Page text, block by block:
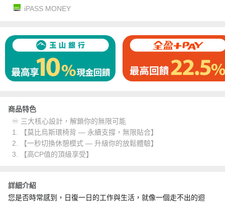
iPASS MONEY
商品特色
♾️ 三大核心設計，解鎖你的無限可能
1. 【莫比烏斯環椅背 — 永續支撐，無限貼合】
2. 【一秒切換休憩模式 — 升級你的放鬆體驗】
3. 【高CP值的頂級享受】
詳細介紹
您是否時常感到，日復一日的工作與生活，就像一個走不出的迴